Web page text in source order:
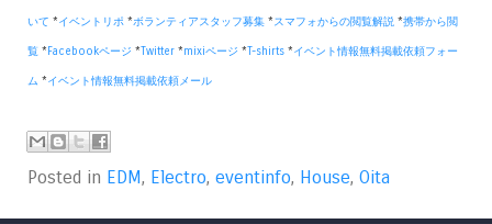
いて *イベントリポ *ボランティアスタッフ募集 *スマフォからの閲覧解説 *携帯から閲
覧 * Facebookページ *Twitter *mixiページ *T-shirts *イベント情報無料掲載依頼フォー
ム *イベント情報無料掲載依頼メール
Posted in EDM, Electro, eventinfo, House, Oita